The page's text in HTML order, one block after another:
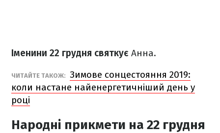
Іменини 22 грудня святкує Анна.
​ЧИТАЙТЕ ТАКОЖ: Зимове сонцестояння 2019:
коли настане найенергетичніший день у
році
Народні прикмети на 22 грудня